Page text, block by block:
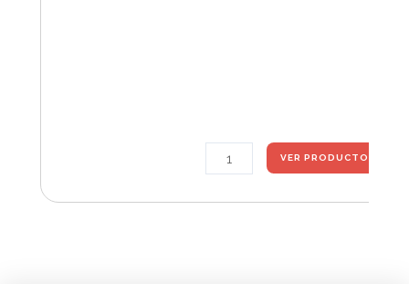
Bidestilador
de
VER PRODUCTO